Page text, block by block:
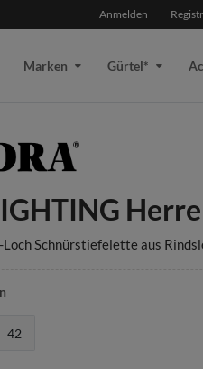
Anmelden
Marken Gürtel*
Schnürstiefelette aus
42